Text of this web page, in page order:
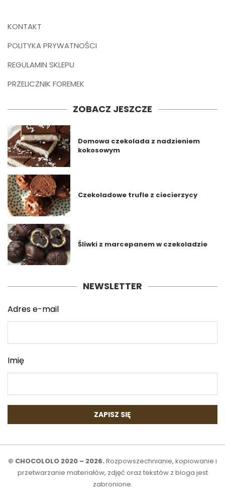
KONTAKT
POLITYKA PRYWATNOŚCI
REGULAMIN SKLEPU
PRZELICZNIK FOREMEK
ZOBACZ JESZCZE
Domowa czekolada z nadzieniem
kokosowym
Czekoladowe trufle z ciecierzycy
Śliwki z marcepanem w czekoladzie
NEWSLETTER
Adres e-mail
Imię
© CHOCOLOLO 2020 – 2026. Rozpowszechnianie, kopiowanie i
przetwarzanie materiałów, zdjęć oraz tekstów z bloga jest
zabronione.